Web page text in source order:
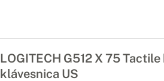
LOGITECH G512 X 75
klávesnica US